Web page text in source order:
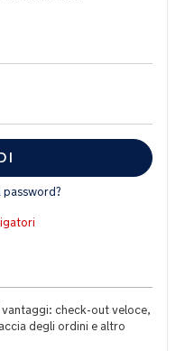
check-out veloce,
degli ordini e altro